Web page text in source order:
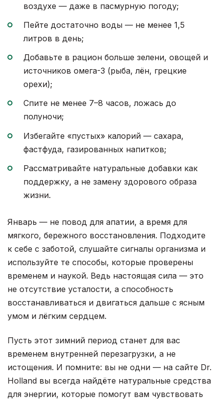
воздухе — даже в пасмурную погоду;
Пейте достаточно воды — не менее 1,5
литров в день;
Добавьте в рацион больше зелени, овощей и
источников омега-3 (рыба, лён, грецкие
орехи);
Спите не менее 7–8 часов, ложась до
полуночи;
Избегайте «пустых» калорий — сахара,
фастфуда, газированных напитков;
Рассматривайте натуральные добавки как
поддержку, а не замену здорового образа
жизни.
Январь — не повод для апатии, а время для
мягкого, бережного восстановления. Подходите
к себе с заботой, слушайте сигналы организма и
используйте те способы, которые проверены
временем и наукой. Ведь настоящая сила — это
не отсутствие усталости, а способность
восстанавливаться и двигаться дальше с ясным
умом и лёгким сердцем.
Пусть этот зимний период станет для вас
временем внутренней перезагрузки, а не
истощения. И помните: вы не одни — на сайте Dr.
Holland вы всегда найдёте натуральные средства
для энергии, которые помогут вам чувствовать